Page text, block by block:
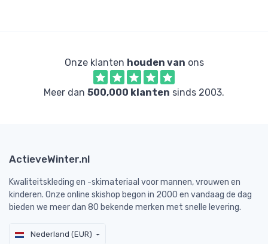
Onze klanten houden van ons
Meer dan 500,000 klanten sinds 2003.
ActieveWinter.nl
Kwaliteitskleding en -skimateriaal voor mannen, vrouwen en
kinderen. Onze online skishop begon in 2000 en vandaag de dag
bieden we meer dan 80 bekende merken met snelle levering.
Nederland (EUR)